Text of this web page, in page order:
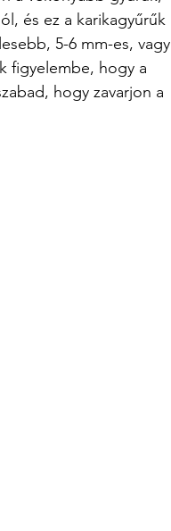
és ez a karikagyűrűk
5-6 mm-es, vagy
figyelembe, hogy a
hogy zavarjon a